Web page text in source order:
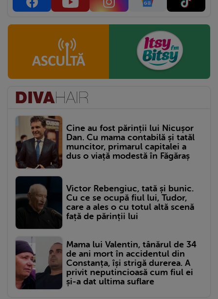
Cine au fost părinții lui Nicușor
Dan. Cu mama contabilă și tatăl
muncitor, primarul capitalei a
dus o viață modestă în Făgăraș
Victor Rebengiuc, tată și bunic.
Cu ce se ocupă fiul lui, Tudor,
care a ales o cu totul altă scenă
față de părinții lui
Mama lui Valentin, tânărul de 34
de ani mort în accidentul din
Constanța, își strigă durerea. A
privit neputincioasă cum fiul ei
și-a dat ultima suflare